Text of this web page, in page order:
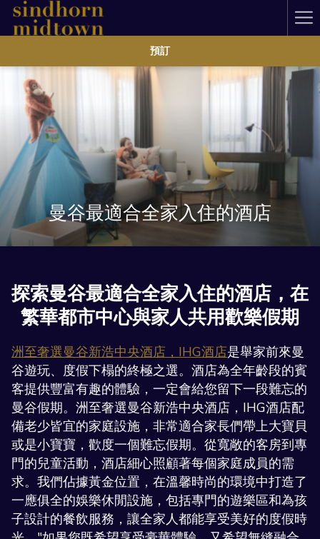
預訂
曼谷最適合全家入住的酒店
探索曼谷最適合全家入住的酒店，在
繁華都市中心與家人共用歡樂假期
洲至奢選曼谷新浩中央酒店，IHG酒店是舉家前來曼
谷遊玩、度假下榻的終極之選。酒店為全年齡段的賓
客提供豐富有趣的體驗，一定會給您留下一段難忘的
曼谷假期。洲至奢選曼谷新浩中央酒店，IHG酒店配
備老少皆宜的家庭設施，非常適合家長們帶上大寶貝
或是小寶寶，歡度一個難忘假期。從寬敞的客房到專
門的兒童活動，酒店細心照顧著每個家庭成員的需
求。我們佔據黃金位置，在溫馨時尚的環境中打造了
一應俱全的娛樂休閒設施，包括專門的遊樂區和為孩
子設計的餐飲服務，讓全家人都能享受美好的度假時